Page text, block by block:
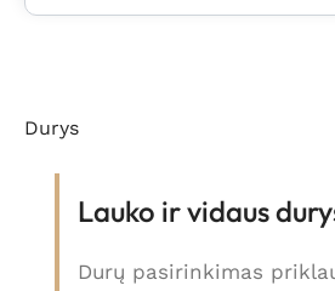
Durys
Lauko ir vidaus
Durų pasirinkimas